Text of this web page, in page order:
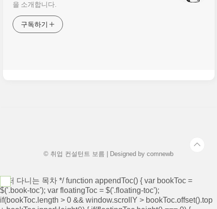
을 소개합니다.
구독하기
© 취업 컨설턴트 보름 | Designed by comnewb
/* 떠 다니는 목차 */ function appendToc() { var bookToc =
$('.book-toc'); var floatingToc = $('.floating-toc');
if(bookToc.length > 0 && window.scrollY > bookToc.offset().top